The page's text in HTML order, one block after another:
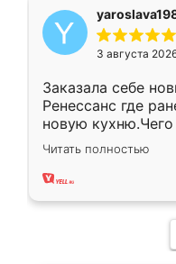
3 августа
Заказала себе
Ренессанс где
новую кухню.Чего
вполне довольна.
два года,
Читать полностью